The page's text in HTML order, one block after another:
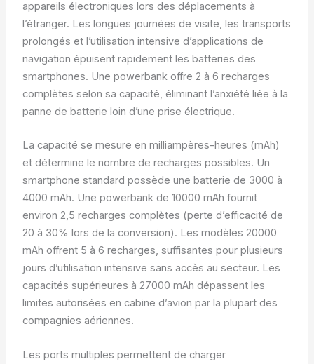
appareils électroniques lors des déplacements à
l’étranger. Les longues journées de visite, les transports
prolongés et l’utilisation intensive d’applications de
navigation épuisent rapidement les batteries des
smartphones. Une powerbank offre 2 à 6 recharges
complètes selon sa capacité, éliminant l’anxiété liée à la
panne de batterie loin d’une prise électrique.
La capacité se mesure en milliampères-heures (mAh)
et détermine le nombre de recharges possibles. Un
smartphone standard possède une batterie de 3000 à
4000 mAh. Une powerbank de 10000 mAh fournit
environ 2,5 recharges complètes (perte d’efficacité de
20 à 30% lors de la conversion). Les modèles 20000
mAh offrent 5 à 6 recharges, suffisantes pour plusieurs
jours d’utilisation intensive sans accès au secteur. Les
capacités supérieures à 27000 mAh dépassent les
limites autorisées en cabine d’avion par la plupart des
compagnies aériennes.
Les ports multiples permettent de charger